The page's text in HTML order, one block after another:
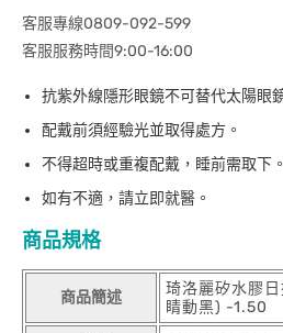
客服專線0809-092-599
客服服務時間9:00-16:00
抗紫外線隱形眼鏡不可替代太陽眼
配戴前須經驗光並取得處方。
不得超時或重複配戴，睡前需取下。
如有不適，請立即就醫。
商品規格
商品簡述
琦洛麗矽水膠
睛動黑) -1.50